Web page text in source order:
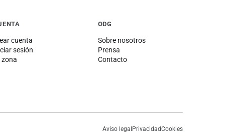
cuenta
sesión
zona
ODG
Sobre nosotros
Prensa
Contacto
Aviso legal PrivacidadCookies